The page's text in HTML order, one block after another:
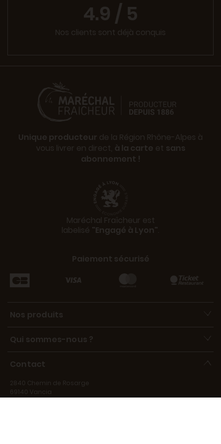
4.9 / 5
Nos clients sont déjà conquis
Unique producteur de la Région Rhône-Alpes à
vous livrer en direct, à la carte et sans
abonnement !
Maréchal Fraîcheur est
labelisé "Engagé à Lyon".
Paiement sécurisé
Nos produits
Qui sommes-nous ?
Contact
2840 Chemin de Rosarge
69140 Vancia